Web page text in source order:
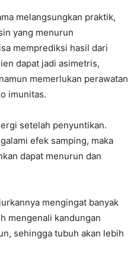
melangsungkan praktik,
yang menurun
memprediksi hasil dari
dapat jadi asimetris,
memerlukan perawatan
imunitas.
setelah penyuntikan.
efek samping, maka
dapat menurun dan
mengingat banyak
mengenali kandungan
sehingga tubuh akan lebih